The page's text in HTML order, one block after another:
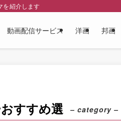
を紹介します
動画配信サービス 洋画 邦画
すすめ選 – category –